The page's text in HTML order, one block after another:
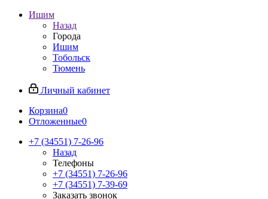
Ишим
Назад
Города
Ишим
Тобольск
Тюмень
Личный кабинет
Корзина0
Отложенные0
+7 (34551) 7-26-96
Назад
Телефоны
+7 (34551) 7-26-96
+7 (34551) 7-39-69
Заказать звонок